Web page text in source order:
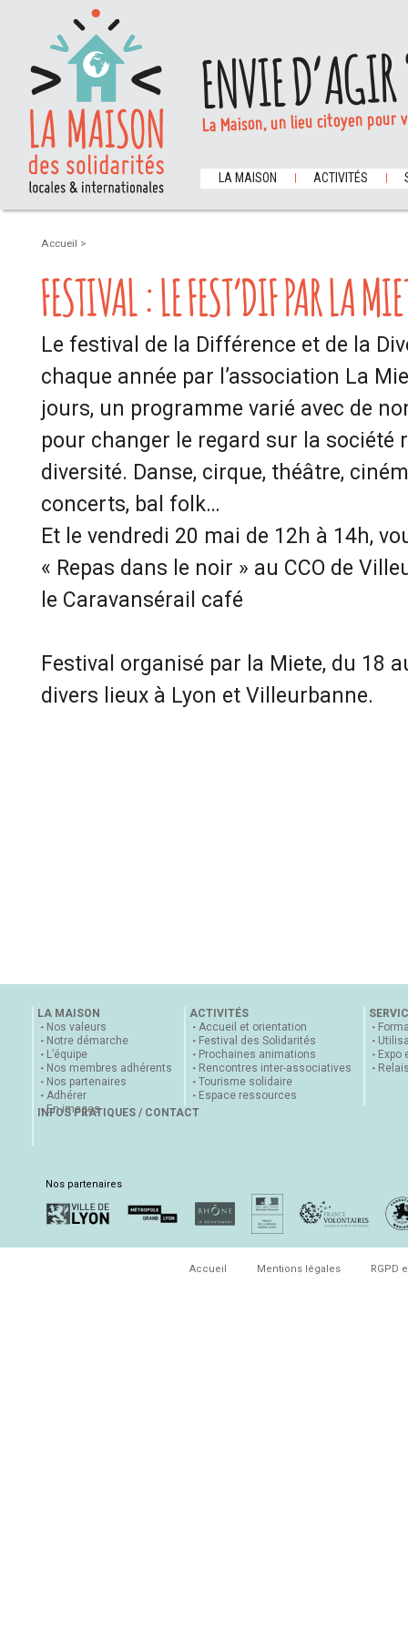
ENVIE
La Maison, un lieu citoyen
LA MAISON ACTIVITÉS
Accueil >
FESTIVAL : LE FEST’DIF PAR LA
Le festival de la Différence et de la
chaque année par l’association La
jours, un programme varié avec de
pour changer le regard sur la société
diversité. Danse, cirque, théâtre,
concerts, bal folk…
Et le vendredi 20 mai de 12h à 14h,
« Repas dans le noir » au CCO de
le Caravansérail café
Festival organisé par la Miete, du 18
divers lieux à Lyon et Villeurbanne.
LA MAISON
Nos valeurs
Notre démarche
L’équipe
Nos membres adhérents
Nos partenaires
Adhérer
En images
ACTIVITÉS
Accueil et orientation
Festival des Solidarités
Prochaines animations
Rencontres inter-associatives
Tourisme solidaire
Espace ressources
Expo
INFOS PRATIQUES / CONTACT
Nos partenaires
Accueil Mentions légales RGPD